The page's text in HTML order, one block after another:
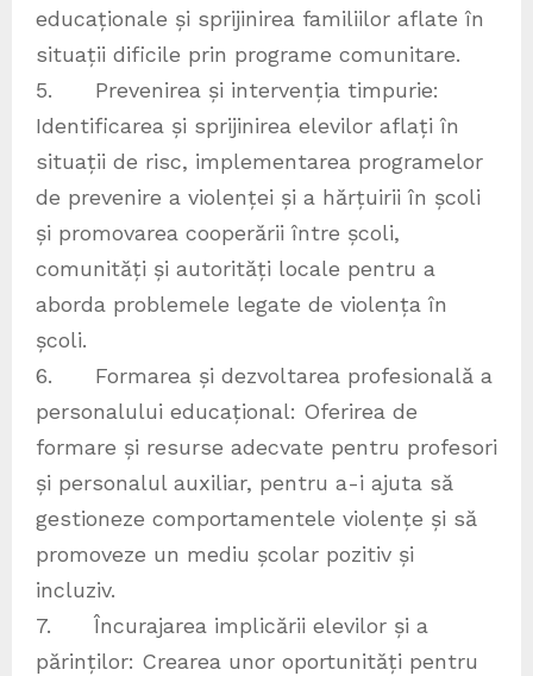
educaționale și sprijinirea familiilor aflate în
situații dificile prin programe comunitare.
5. Prevenirea și intervenția timpurie:
Identificarea și sprijinirea elevilor aflați în
situații de risc, implementarea programelor
de prevenire a violenței și a hărțuirii în școli
și promovarea cooperării între școli,
comunități și autorități locale pentru a
aborda problemele legate de violența în
școli.
6. Formarea și dezvoltarea profesională a
personalului educațional: Oferirea de
formare și resurse adecvate pentru profesori
și personalul auxiliar, pentru a-i ajuta să
gestioneze comportamentele violențe și să
promoveze un mediu școlar pozitiv și
incluziv.
7. Încurajarea implicării elevilor și a
părinților: Crearea unor oportunități pentru